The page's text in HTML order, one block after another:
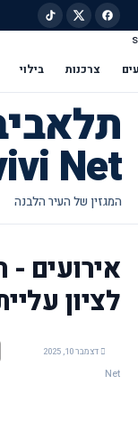
s
צרכנות בילוי
Net
אירועים
לציון
דצמבר 10, 2025
Net